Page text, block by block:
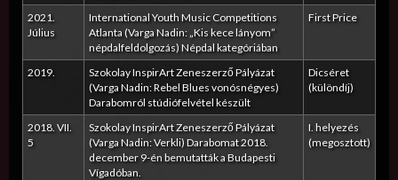
2021.
Július
International Youth Music Competitions
Atlanta (Varga Nadin: „Kis kece lányom”
népdalfeldolgozás) Népdal kategóriában
First Price
2019.
Szokolay InspirArt Zeneszerző Pályázat
(Varga Nadin: Rebel Blues vonósnégyes)
Darabomról stúdiófelvétel készült
Dicséret
(különdíj)
2018. VII.
5
Szokolay InspirArt Zeneszerző Pályázat
(Varga Nadin: Verkli) Darabomat 2018.
december 9-én bemutatták a Budapesti
Vígadóban.
I. helyezés
(megosztott)